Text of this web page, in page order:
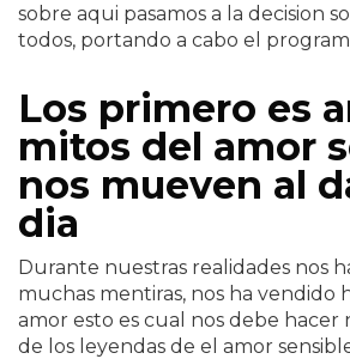
sobre aqui pasamos a la decision
todos, portando a cabo el
Los primero es
mitos del amor
nos mueven al
dia
Durante nuestras realidades nos
muchas mentiras, nos ha vendido
amor esto es cual nos debe hacer
de los leyendas de el amor